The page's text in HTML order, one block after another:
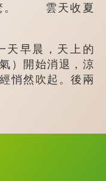
。 雲天收夏
早晨，天上的
）開始消退，涼
悄然吹起。後兩